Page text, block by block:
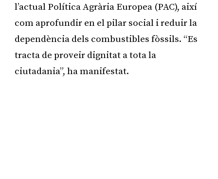
l’actual Política Agrària Europea (PAC), així
com aprofundir en el pilar social i reduir la
dependència dels combustibles fòssils. “Es
tracta de proveir dignitat a tota la
ciutadania”, ha manifestat.